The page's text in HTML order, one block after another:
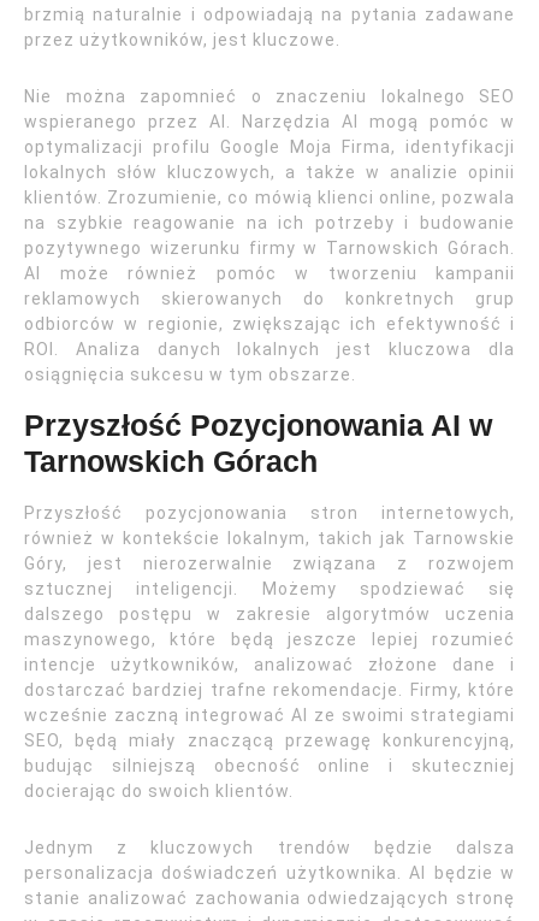
brzmią naturalnie i odpowiadają na pytania zadawane
przez użytkowników, jest kluczowe.
Nie można zapomnieć o znaczeniu lokalnego SEO
wspieranego przez AI. Narzędzia AI mogą pomóc w
optymalizacji profilu Google Moja Firma, identyfikacji
lokalnych słów kluczowych, a także w analizie opinii
klientów. Zrozumienie, co mówią klienci online, pozwala
na szybkie reagowanie na ich potrzeby i budowanie
pozytywnego wizerunku firmy w Tarnowskich Górach.
AI może również pomóc w tworzeniu kampanii
reklamowych skierowanych do konkretnych grup
odbiorców w regionie, zwiększając ich efektywność i
ROI. Analiza danych lokalnych jest kluczowa dla
osiągnięcia sukcesu w tym obszarze.
Przyszłość Pozycjonowania AI w
Tarnowskich Górach
Przyszłość pozycjonowania stron internetowych,
również w kontekście lokalnym, takich jak Tarnowskie
Góry, jest nierozerwalnie związana z rozwojem
sztucznej inteligencji. Możemy spodziewać się
dalszego postępu w zakresie algorytmów uczenia
maszynowego, które będą jeszcze lepiej rozumieć
intencje użytkowników, analizować złożone dane i
dostarczać bardziej trafne rekomendacje. Firmy, które
wcześnie zaczną integrować AI ze swoimi strategiami
SEO, będą miały znaczącą przewagę konkurencyjną,
budując silniejszą obecność online i skuteczniej
docierając do swoich klientów.
Jednym z kluczowych trendów będzie dalsza
personalizacja doświadczeń użytkownika. AI będzie w
stanie analizować zachowania odwiedzających stronę